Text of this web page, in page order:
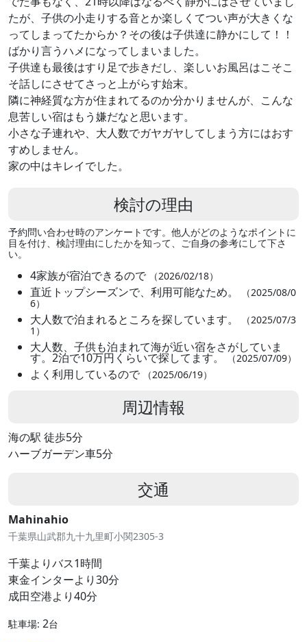
たが、子供の小走りする音とか楽しくてつい声が大きくな
ってしまってたからか？その後は子供達に静かにして！！
ばかり言うハメになってしまいました。
子供達も最後はすり足で歩きだし、楽しいお風呂はこそこ
そ話しにさせてさっと上がらす始末。
隣に神経質な方が住まれてるのか分かりませんが、こんな
息苦しい宿はもう嫌だなと思います。
小さな子連れや、大人数でガヤガヤしてしまう方にはおす
すめしません。
家の中はキレイでした。
検討の理由
予約問い合わせ時のアンケートです。他人がどのようなポイントに
目を付け、検討理由にしたかを知って、ご自身の参考にして下さ
い。
4家族が宿泊できるので （2026/02/18）
直近トップシーズンで、利用可能なため。
（2025/08/0
6）
大人数で泊まれるところを探しています。
（2025/07/3
1）
大人数、子供も泊まれて海が近い宿をさがしていま
す。2泊で10万円くらいで探してます。 （2025/07/09）
よく利用しているので （2025/06/19）
周辺情報
海の駅 徒歩5分
ハーブガーデン車5分
交通
Mahinahio
千葉県山武郡九十九里町小関2305-3
千葉よりバス1時間
東金インターより30分
成田空港より40分
駐車場: 2台